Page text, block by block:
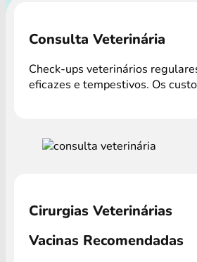
Consulta Veterinária
Check-ups veterinários
eficazes e tempestivos. Os
Cirurgias Veterinárias
Vacinas Recomendadas